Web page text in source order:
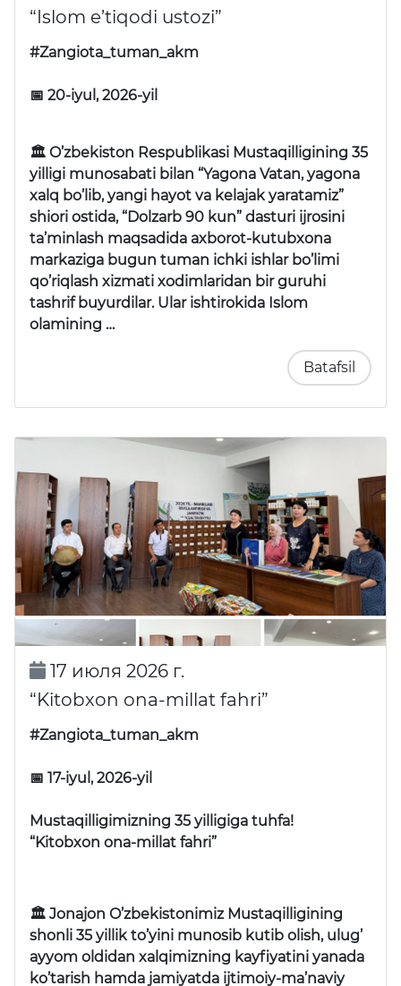
“Islom e’tiqodi ustozi”
#Zangiota_tuman_akm
📅 20-iyul, 2026-yil
🏛 O’zbekiston Respublikasi Mustaqilligining 35
yilligi munosabati bilan “Yagona Vatan, yagona
xalq bo’lib, yangi hayot va kelajak yaratamiz”
shiori ostida, “Dolzarb 90 kun” dasturi ijrosini
ta’minlash maqsadida axborot-kutubxona
markaziga bugun tuman ichki ishlar bo’limi
qo’riqlash xizmati xodimlaridan bir guruhi
tashrif buyurdilar. Ular ishtirokida Islom
olamining …
Batafsil
17 июля 2026 г.
“Kitobxon ona-millat fahri”
#Zangiota_tuman_akm
📅 17-iyul, 2026-yil
Mustaqilligimizning 35 yilligiga tuhfa!
“Kitobxon ona-millat fahri”
🏛 Jonajon O’zbekistonimiz Mustaqilligining
shonli 35 yillik to’yini munosib kutib olish, ulug’
ayyom oldidan xalqimizning kayfiyatini yanada
ko’tarish hamda jamiyatda ijtimoiy-ma’naviy